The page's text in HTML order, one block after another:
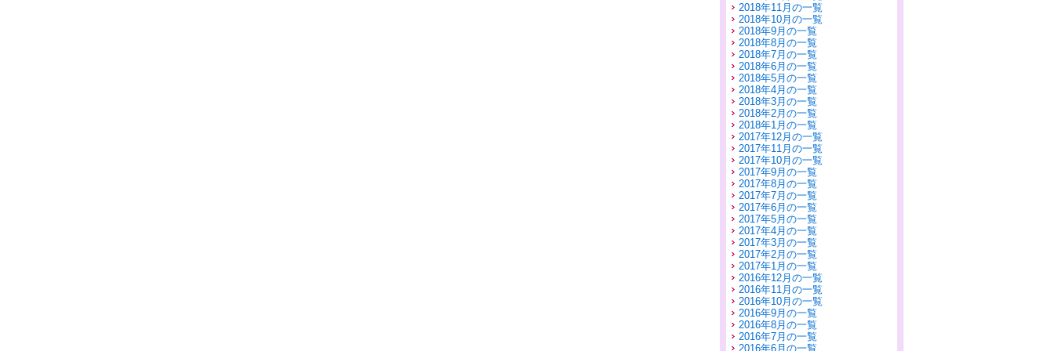
2018年11月の一覧
2018年10月の一覧
2018年9月の一覧
2018年8月の一覧
2018年7月の一覧
2018年6月の一覧
2018年5月の一覧
2018年4月の一覧
2018年3月の一覧
2018年2月の一覧
2018年1月の一覧
2017年12月の一覧
2017年11月の一覧
2017年10月の一覧
2017年9月の一覧
2017年8月の一覧
2017年7月の一覧
2017年6月の一覧
2017年5月の一覧
2017年4月の一覧
2017年3月の一覧
2017年2月の一覧
2017年1月の一覧
2016年12月の一覧
2016年11月の一覧
2016年10月の一覧
2016年9月の一覧
2016年8月の一覧
2016年7月の一覧
2016年6月の一覧